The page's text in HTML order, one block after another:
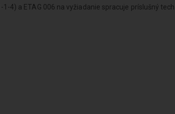
4) a ETAG 006 na vyžiadanie spracuje príslušný